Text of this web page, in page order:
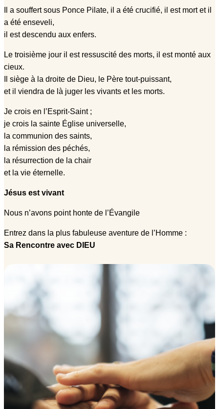
Il a souffert sous Ponce Pilate, il a été crucifié, il est mort et il
a été enseveli,
il est descendu aux enfers.
Le troisième jour il est ressuscité des morts, il est monté aux
cieux.
Il siège à la droite de Dieu, le Père tout-puissant,
et il viendra de là juger les vivants et les morts.
Je crois en l’Esprit-Saint ;
je crois la sainte Église universelle,
la communion des saints,
la rémission des péchés,
la résurrection de la chair
et la vie éternelle.
Jésus est vivant
Nous n’avons point honte de l’Évangile
Entrez dans la plus fabuleuse aventure de l’Homme :
Sa Rencontre avec DIEU